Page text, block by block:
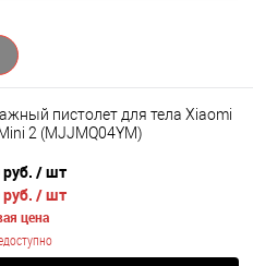
пистолет для тела Xiaomi
2 (MJJMQ04YM)
/ шт
/ шт
цена